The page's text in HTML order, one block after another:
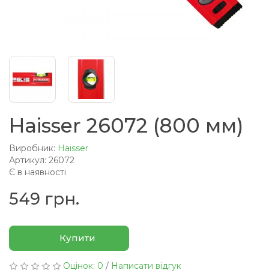
Haisser 26072 (800 мм)
Виробник: Haisser
Артикул: 26072
Є в наявності
549 грн.
Купити
Оцінок: 0 / Написати відгук